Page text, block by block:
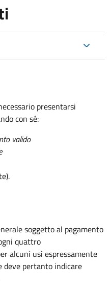
presentarsi
con sé:
valido
soggetto al pagamento
quattro
alcuni usi espressamente
deve pertanto indicare